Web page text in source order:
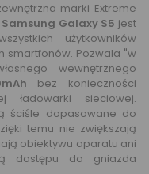
marki Extreme
Samsung Galaxy S5 jest
użytkowników
smartfonów. Pozwala "w
wewnętrznego
bez konieczności
ładowarki sieciowej.
ściśle dopasowane do
temu nie zwiększają
obiektywu aparatu ani
dostępu do gniazda